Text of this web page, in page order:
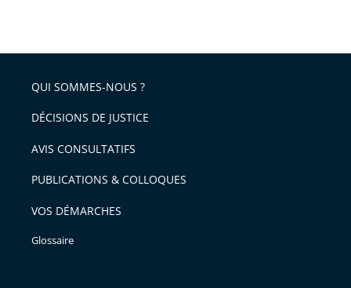
l'article
pour
avant
QUI SOMMES-NOUS ?
DÉCISIONS DE JUSTICE
AVIS CONSULTATIFS
PUBLICATIONS & COLLOQUES
VOS DÉMARCHES
Glossaire